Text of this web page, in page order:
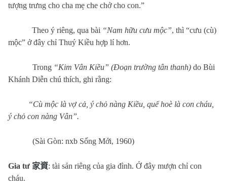
tượng trưng cho cha mẹ che chở cho con.”
Theo ý riêng, qua bài “Nam hữu cưu mộc”, thì “cưu (cù)
mộc” ở đây chỉ Thuý Kiều hợp lí hơn.
Trong “Kim Vân Kiều” (Đoạn trường tân thanh) do Bùi
Khánh Diễn chú thích, ghi rằng:
“Cù mộc là vợ cả, ý chỏ nàng Kiều, quế hoè là con cháu,
ý chỏ con nàng Vân”.
(Sài Gòn: nxb Sống Mới, 1960)
Gia tư 家資: tài sản riêng của gia đình. Ở đây mượn chỉ con
cháu.